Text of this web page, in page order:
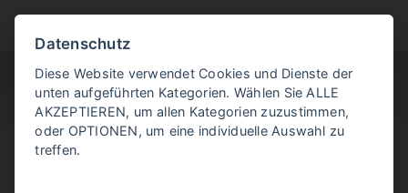
Datenschutz
Diese Website verwendet Cookies und Dienste der
unten aufgeführten Kategorien. Wählen Sie ALLE
AKZEPTIEREN, um allen Kategorien zuzustimmen,
oder OPTIONEN, um eine individuelle Auswahl zu
treffen.